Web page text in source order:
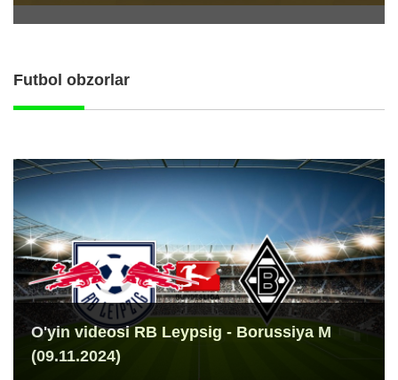
Futbol obzorlar
O'yin videosi RB Leypsig - Borussiya M
(09.11.2024)